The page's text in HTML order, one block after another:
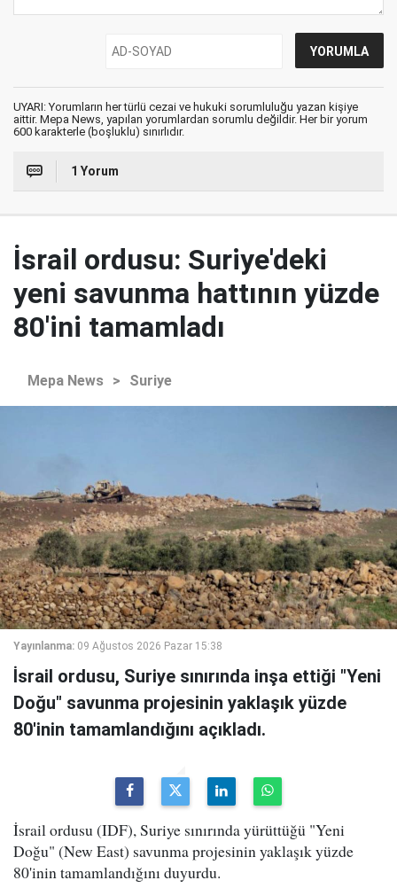
UYARI: Yorumların her türlü cezai ve hukuki sorumluluğu yazan kişiye
aittir. Mepa News, yapılan yorumlardan sorumlu değildir. Her bir yorum
600 karakterle (boşluklu) sınırlıdır.
1 Yorum
İsrail ordusu: Suriye'deki
yeni savunma hattının yüzde
80'ini tamamladı
Mepa News > Suriye
Yayınlanma: 09 Ağustos 2026 Pazar 15:38
İsrail ordusu, Suriye sınırında inşa ettiği "Yeni
Doğu" savunma projesinin yaklaşık yüzde
80'inin tamamlandığını açıkladı.
İsrail ordusu (IDF), Suriye sınırında yürüttüğü "Yeni
Doğu" (New East) savunma projesinin yaklaşık yüzde
80'inin tamamlandığını duyurdu.